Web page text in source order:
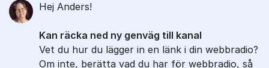
Hej Anders!
Kan räcka ned ny genväg till kanal
Vet du hur du lägger in en länk i din webbradio?
Om inte, berätta vad du har för webbradio, så